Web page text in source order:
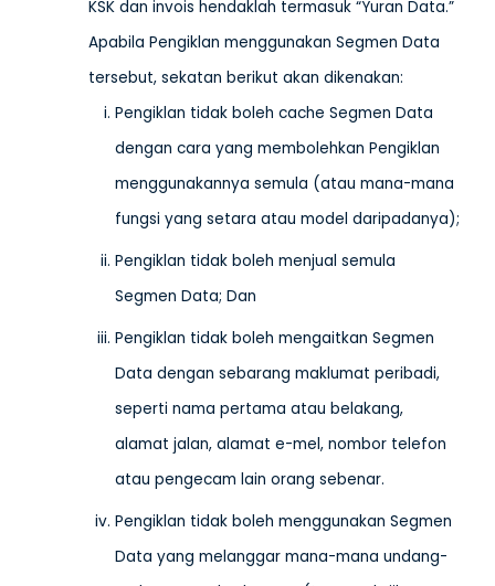
KSK dan invois hendaklah termasuk “Yuran Data.”
Apabila Pengiklan menggunakan Segmen Data
tersebut, sekatan berikut akan dikenakan:
Pengiklan tidak boleh cache Segmen Data
dengan cara yang membolehkan Pengiklan
menggunakannya semula (atau mana-mana
fungsi yang setara atau model daripadanya);
Pengiklan tidak boleh menjual semula
Segmen Data; Dan
Pengiklan tidak boleh mengaitkan Segmen
Data dengan sebarang maklumat peribadi,
seperti nama pertama atau belakang,
alamat jalan, alamat e-mel, nombor telefon
atau pengecam lain orang sebenar.
Pengiklan tidak boleh menggunakan Segmen
Data yang melanggar mana-mana undang-